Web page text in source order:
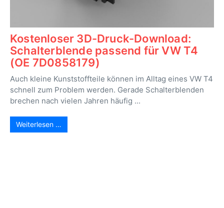
Kostenloser 3D-Druck-Download:
Schalterblende passend für VW T4
(OE 7D0858179)
Auch kleine Kunststoffteile können im Alltag eines VW T4
schnell zum Problem werden. Gerade Schalterblenden
brechen nach vielen Jahren häufig ...
Weiterlesen …